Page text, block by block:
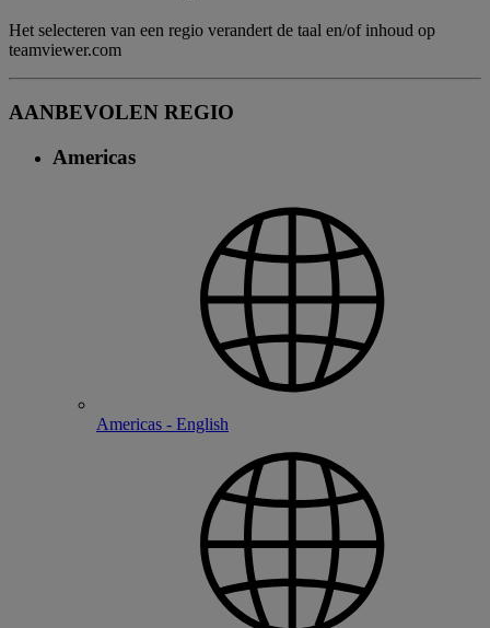
Het selecteren van een regio verandert de taal en/of inhoud op
teamviewer.com
AANBEVOLEN REGIO
Americas
Americas - English